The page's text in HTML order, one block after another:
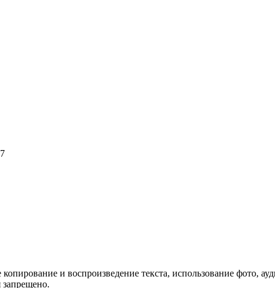
и воспроизведение текста, использование фото,
запрещено.